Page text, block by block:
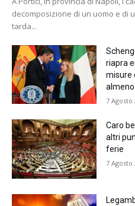
decomposizione di un uomo e di
tarda...
riapra
misure
almeno
7 Agosto
Caro
altri
ferie
7 Agosto